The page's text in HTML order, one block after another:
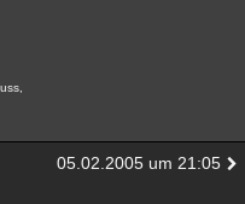
05.02.2005 um 21:05